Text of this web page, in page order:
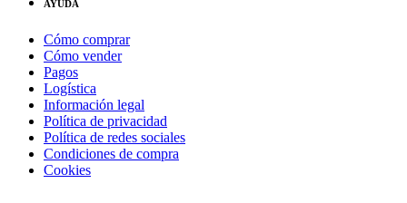
AYUDA
Cómo comprar
Cómo vender
Pagos
Logística
Información legal
Política de privacidad
Política de redes sociales
Condiciones de compra
Cookies